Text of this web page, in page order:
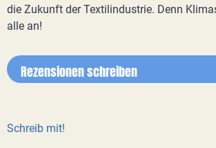
die Zukunft der Textilindustrie. Denn
alle an!
Rezensionen schreiben
Schreib mit!